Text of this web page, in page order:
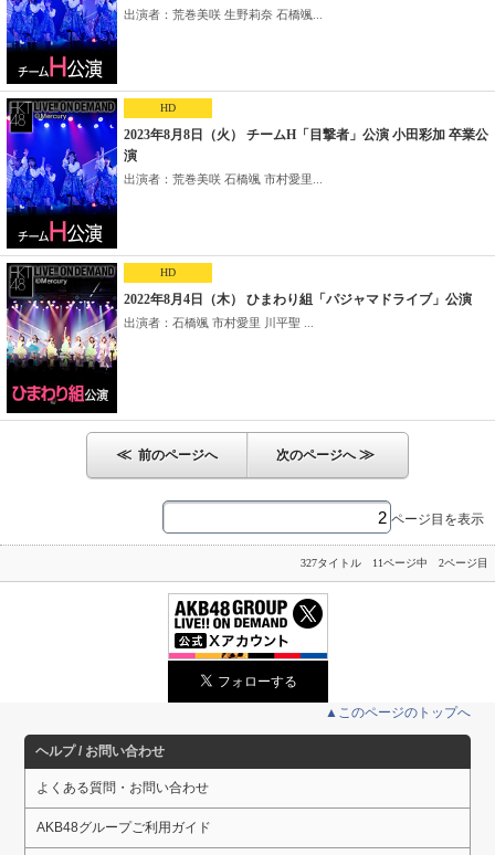
出演者：荒巻美咲 生野莉奈 石橋颯...
HD
2023年8月8日（火） チームH「目撃者」公演 小田彩加 卒業公
演
出演者：荒巻美咲 石橋颯 市村愛里...
HD
2022年8月4日（木） ひまわり組「パジャマドライブ」公演
出演者：石橋颯 市村愛里 川平聖 ...
≪ 前のページへ 次のページへ≫
ページ目を表示
327タイトル 11ページ中 2ページ目
▲このページのトップへ
ヘルプ / お問い合わせ
よくある質問・お問い合わせ
AKB48グループご利用ガイド